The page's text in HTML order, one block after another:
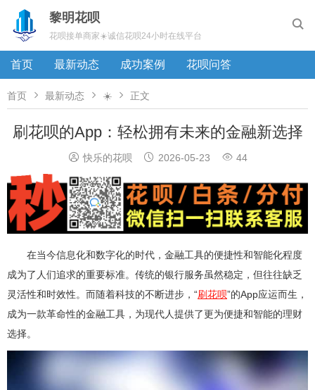

黎明花呗
花呗接单商家☀️诚信花呗24小时在线平台
首页 最新动态 成功案例 花呗问答
首页  最新动态  ☀️  正文
刷花呗的App：轻松拥有未来的金融新选择
 快乐的花呗  2026-05-23  44
在当今信息化和数字化的时代，金融工具的便捷性和智能化程度
成为了人们追求的重要标准。传统的银行服务虽然稳定，但往往缺乏
灵活性和时效性。而随着科技的不断进步，“刷花呗”的App应运而生，
成为一款革命性的金融工具，为现代人提供了更为便捷和智能的理财
选择。